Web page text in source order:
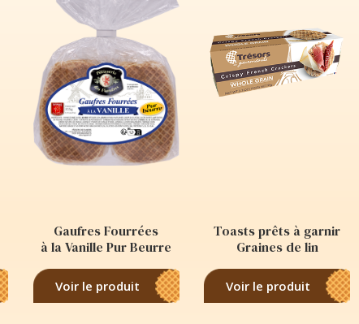
Gaufres Fourrées
à la Vanille Pur Beurre
Voir le produit
Toasts prêts à garnir
Graines de lin
Voir le produit